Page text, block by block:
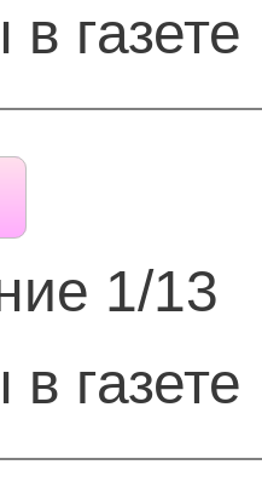
газете
1/13
газете